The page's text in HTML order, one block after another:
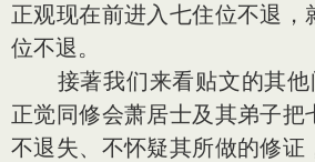
正观现在前进入七住位不退，
位不退。
接著我们来看贴文的其他
正觉同修会萧居士及其弟子把
不退失、不怀疑其所做的修证